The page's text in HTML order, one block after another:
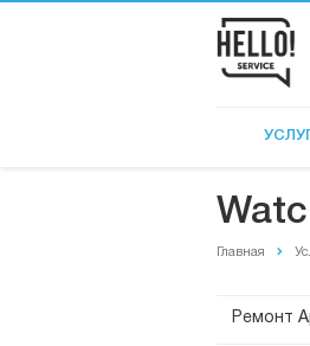
Главная
Ремонт